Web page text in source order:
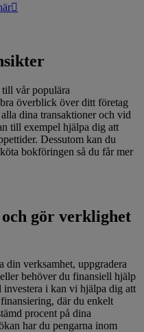
vår populära
överblick över ditt företag
dina transaktioner och vid
till exempel hjälpa dig att
Dessutom kan du
bokföringen så du får mer
gör verklighet
din verksamhet, uppgradera
behöver du finansiell hjälp
investera i kan vi hjälpa dig att
där du enkelt
procent på dina
har du pengarna inom